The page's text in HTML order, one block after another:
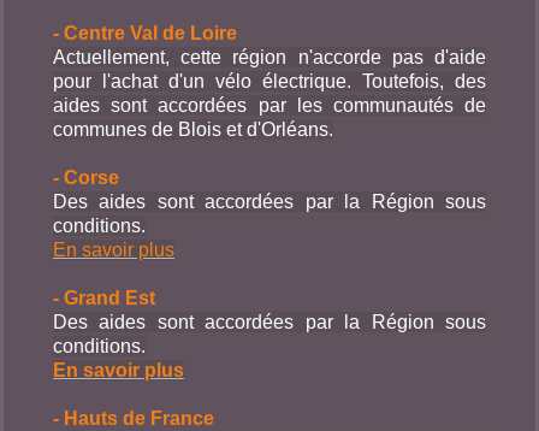
- Centre Val de Loire
Actuellement, cette région n'accorde pas d'aide
pour l'achat d'un vélo électrique. Toutefois, des
aides sont accordées par les communautés de
communes de Blois et d'Orléans.
- Corse
Des aides sont accordées par la Région sous
conditions.
En savoir plus
- Grand Est
Des aides sont accordées par la Région sous
conditions.
En savoir plus
- Hauts de France